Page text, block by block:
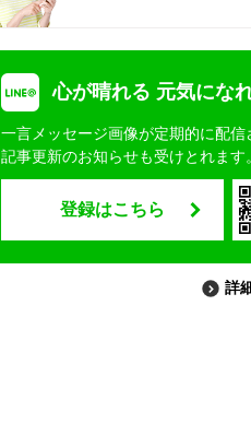
心が晴れる 元気にな
一言メッセージ画像が定期的に配信
記事更新のお知らせも受けとれます。
登録はこちら
詳